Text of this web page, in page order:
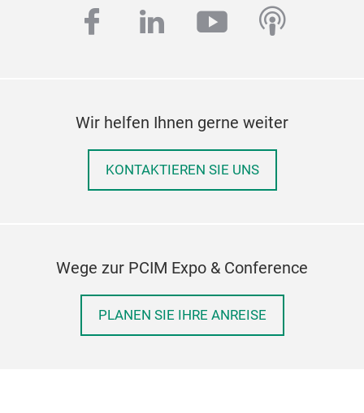
facebook
linkedinyoutube
Wir helfen Ihnen gerne weiter
KONTAKTIEREN SIE UNS
Wege zur PCIM Expo & Conference
PLANEN SIE IHRE ANREISE